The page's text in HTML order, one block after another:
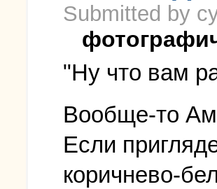
Submitted by
"Ну что вам
Вообще-то
Если
коричнево-